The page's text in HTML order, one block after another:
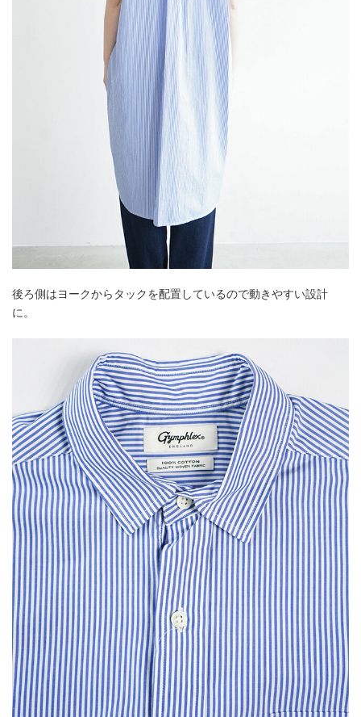
後ろ側はヨークからタックを配置しているので動きやすい設計
に。